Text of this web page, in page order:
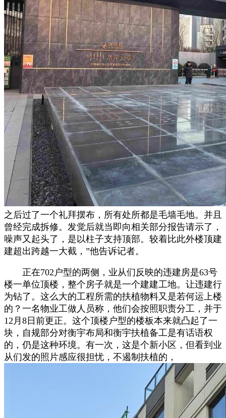
之后过了一个礼拜摆布，所有处所都是毛墙毛地。并且
曾经完成拆修。发觉后就当即向相关部分报告请示了，
噪声又起头了，是以柱子支持顶部。较着比此外楼顶建
建超出跨越一大截，”他告诉记者。
正在702户型的两侧，业从们反映的违建房是63号
楼一单位顶楼，整个房子就是一个建建工地。让违建行
为钻了。这么大的工程所需的扶植物料又是若何运上楼
的？一名物业工做人员称，他们会按照职责分工，并于
12月8日前更正。这个顶楼户型的楼板本来就凸起了一
块，自规部分对衡宇布局和衡宇扶植备工是有话语权
的，仍是这种环境。有一次，这是个新小区，但看到业
从们发的照片感应很担忧，不遏制扶植的，